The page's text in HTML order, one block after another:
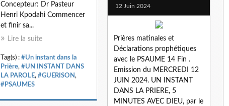
Concepteur: Dr Pasteur
Henri Kpodahi Commencer
et finir sa...
Lire la suite
Tag(s) : #Un instant dans la
Prière, #UN INSTANT DANS
LA PAROLE, #GUERISON,
#PSAUMES
12 Juin 2024
Prières matinales et
Déclarations prophétiques
avec le PSAUME 14 Fin .
Emission du MERCREDI 12
JUIN 2024. UN INSTANT
DANS LA PRIERE, 5
MINUTES AVEC DIEU, par le